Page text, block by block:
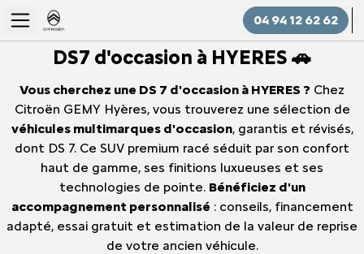
04 94 12 62 62
DS7 d'occasion à HYERES 🚗
Vous cherchez une DS 7 d'occasion à HYERES ? Chez
Citroën GEMY Hyères, vous trouverez une sélection de
véhicules multimarques d'occasion, garantis et révisés,
dont DS 7. Ce SUV premium racé séduit par son confort
haut de gamme, ses finitions luxueuses et ses
technologies de pointe. Bénéficiez d'un
accompagnement personnalisé : conseils, financement
adapté, essai gratuit et estimation de la valeur de reprise
de votre ancien véhicule.